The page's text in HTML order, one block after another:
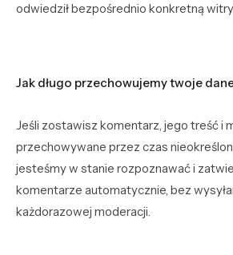
odwiedził bezpośrednio konkretną
Jak długo przechowujemy twoje
Jeśli zostawisz komentarz, jego treść i
przechowywane przez czas
jesteśmy w stanie rozpoznawać i
komentarze automatycznie, bez
każdorazowej moderacji.